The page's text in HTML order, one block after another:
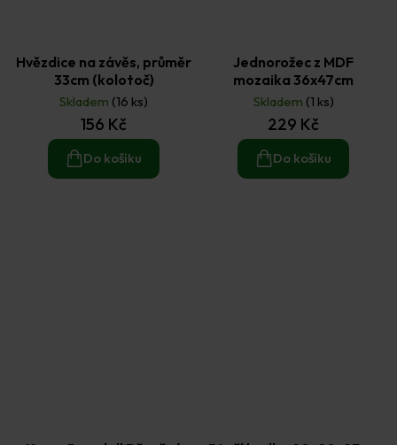
Hvězdice na závěs, průměr
33cm (kolotoč)
Skladem (16 ks)
156 Kč
Do košíku
Jednorožec z MDF
mozaika 36x47cm
Skladem (1 ks)
229 Kč
Do košíku